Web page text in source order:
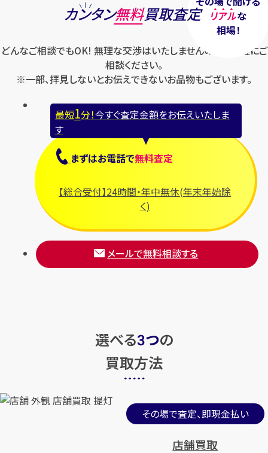
リアルな
相場！
カンタン無料買取査定
どんなご相談でもOK! 無理な交渉はいたしませんのでお気軽にご
相談ください。
※一部、拝見しないとお伝えできないお品物もございます。
最短1分！今すぐ査定金額をお伝えいたしま
す
まずはお電話で無料査定
【総合受付】24時間・年中無休(年末年始除
く)
メールで無料相談する
選べる3つの
買取方法
その場で査定、即現金払い
店舗買取